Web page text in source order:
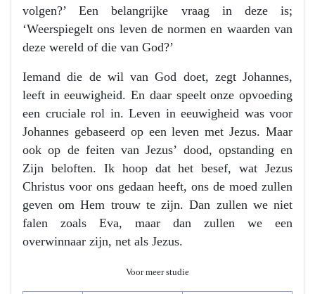
volgen?’ Een belangrijke vraag in deze is;
‘Weerspiegelt ons leven de normen en waarden van
deze wereld of die van God?’
Iemand die de wil van God doet, zegt Johannes,
leeft in eeuwigheid. En daar speelt onze opvoeding
een cruciale rol in. Leven in eeuwigheid was voor
Johannes gebaseerd op een leven met Jezus. Maar
ook op de feiten van Jezus’ dood, opstanding en
Zijn beloften. Ik hoop dat het besef, wat Jezus
Christus voor ons gedaan heeft, ons de moed zullen
geven om Hem trouw te zijn. Dan zullen we niet
falen zoals Eva, maar dan zullen we een
overwinnaar zijn, net als Jezus.
Voor meer studie